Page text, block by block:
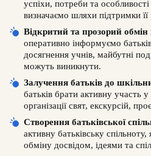
успіхи, потреби та
визначаємо шляхи підтримки її
Відкритий та прозорий обмін
оперативно інформуємо
досягнення учнів, майбутні
можуть виникнути.
Залучення батьків до
батьків брати активну участь
організації свят, екскурсій,
Створення батьківської
активну батьківську
обміну досвідом, ідеями та